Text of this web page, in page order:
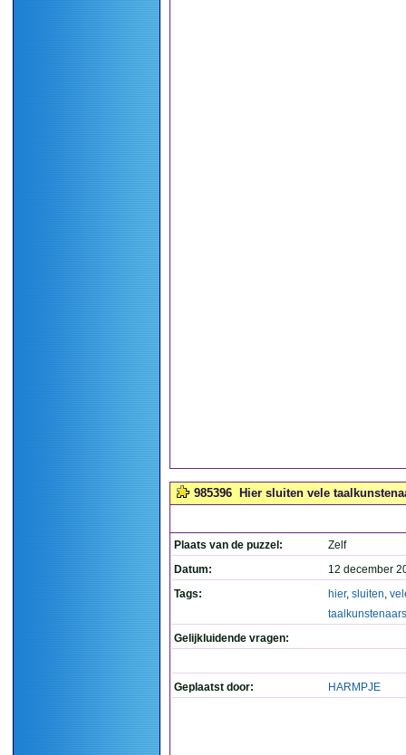
985396 Hier sluiten vele
Plaats van de puzzel:
Zelf
Datum:
12 december
Tags:
hier, sluiten,
taalkunstenaars
Gelijkluidende vragen:
Geplaatst door: HARMPJE